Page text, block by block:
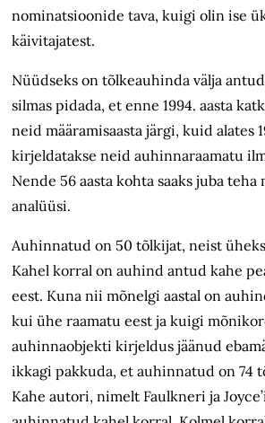
nominatsioonide tava, kuigi olin ise
käivitajatest.
Nüüdseks on tõlkeauhinda välja
silmas pidada, et enne 1994. aasta
neid määramisaasta järgi, kuid alates
kirjeldatakse neid auhinna­raamatu
Nende 56 aasta kohta saaks juba
analüüsi.
Auhinnatud on 50 tõlkijat, neist
Kahel korral on auhind antud kahe
eest. Kuna nii mõnelgi aastal on
kui ühe raamatu eest ja kuigi
auhinnaobjekti kirjeldus jäänud
ikkagi pakkuda, et auhinnatud on 74
Kahe autori, nimelt Faulkneri ja